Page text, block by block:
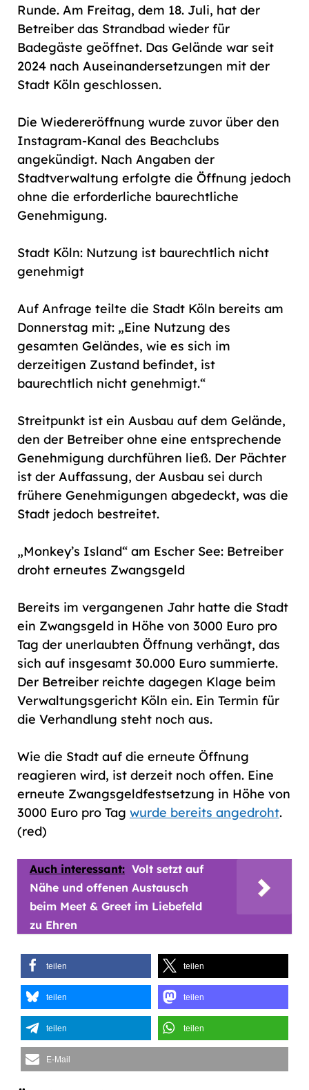
Runde. Am Freitag, dem 18. Juli, hat der
Betreiber das Strandbad wieder für
Badegäste geöffnet. Das Gelände war seit
2024 nach Auseinandersetzungen mit der
Stadt Köln geschlossen.
Die Wiedereröffnung wurde zuvor über den
Instagram-Kanal des Beachclubs
angekündigt. Nach Angaben der
Stadtverwaltung erfolgte die Öffnung jedoch
ohne die erforderliche baurechtliche
Genehmigung.
Stadt Köln: Nutzung ist baurechtlich nicht
genehmigt
Auf Anfrage teilte die Stadt Köln bereits am
Donnerstag mit: „Eine Nutzung des
gesamten Geländes, wie es sich im
derzeitigen Zustand befindet, ist
baurechtlich nicht genehmigt.“
Streitpunkt ist ein Ausbau auf dem Gelände,
den der Betreiber ohne eine entsprechende
Genehmigung durchführen ließ. Der Pächter
ist der Auffassung, der Ausbau sei durch
frühere Genehmigungen abgedeckt, was die
Stadt jedoch bestreitet.
„Monkey’s Island“ am Escher See: Betreiber
droht erneutes Zwangsgeld
Bereits im vergangenen Jahr hatte die Stadt
ein Zwangsgeld in Höhe von 3000 Euro pro
Tag der unerlaubten Öffnung verhängt, das
sich auf insgesamt 30.000 Euro summierte.
Der Betreiber reichte dagegen Klage beim
Verwaltungsgericht Köln ein. Ein Termin für
die Verhandlung steht noch aus.
Wie die Stadt auf die erneute Öffnung
reagieren wird, ist derzeit noch offen. Eine
erneute Zwangsgeldfestsetzung in Höhe von
3000 Euro pro Tag wurde bereits angedroht.
(red)
Auch interessant: Volt setzt auf
Nähe und offenen Austausch
beim Meet & Greet im Liebefeld
zu Ehren
teilen teilen
teilen teilen
teilen teilen
E-Mail